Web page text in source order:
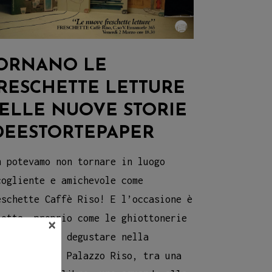
LE
LETTURE
NUOVE STORIE
potevamo non tornare in luogo
e amichevole come
Caffè Riso! E l’occasione è
proprio come le ghiottonerie
si possono degustare nella
di Palazzo Riso, tra una
×